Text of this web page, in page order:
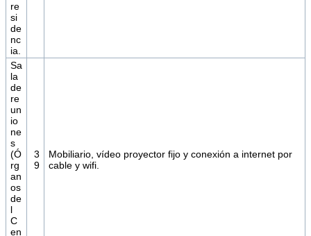
re
si
de
nc
ia.
Sa
la
de
re
un
io
ne
s
(Ó
rg
an
os
de
l
C
en
3
9
Mobiliario, vídeo proyector fijo y conexión a internet por
cable y wifi.